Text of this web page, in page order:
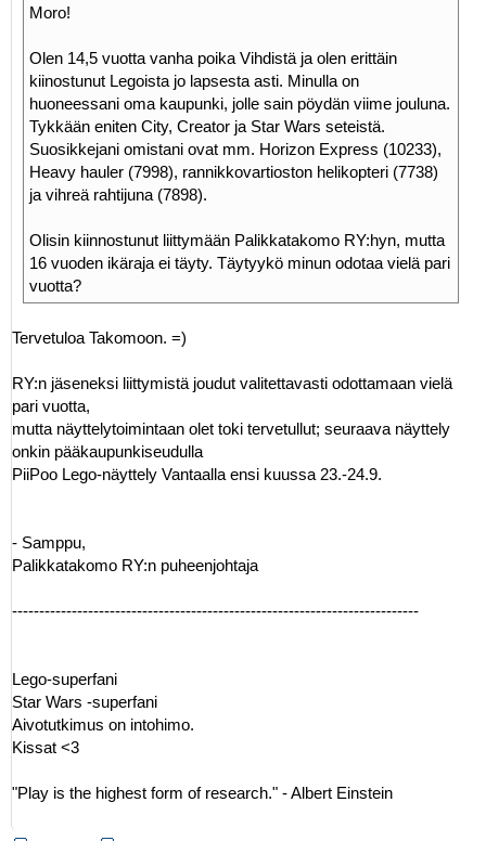
Moro!
Olen 14,5 vuotta vanha poika Vihdistä ja olen erittäin
kiinostunut Legoista jo lapsesta asti. Minulla on
huoneessani oma kaupunki, jolle sain pöydän viime jouluna.
Tykkään eniten City, Creator ja Star Wars seteistä.
Suosikkejani omistani ovat mm. Horizon Express (10233),
Heavy hauler (7998), rannikkovartioston helikopteri (7738)
ja vihreä rahtijuna (7898).
Olisin kiinnostunut liittymään Palikkatakomo RY:hyn, mutta
16 vuoden ikäraja ei täyty. Täytyykö minun odotaa vielä pari
vuotta?
Tervetuloa Takomoon. =)
RY:n jäseneksi liittymistä joudut valitettavasti odottamaan vielä
pari vuotta,
mutta näyttelytoimintaan olet toki tervetullut; seuraava näyttely
onkin pääkaupunkiseudulla
PiiPoo Lego-näyttely Vantaalla ensi kuussa 23.-24.9.
- Samppu,
Palikkatakomo RY:n puheenjohtaja
---------------------------------------------------------------------------
Lego-superfani
Star Wars -superfani
Aivotutkimus on intohimo.
Kissat <3
"Play is the highest form of research." - Albert Einstein